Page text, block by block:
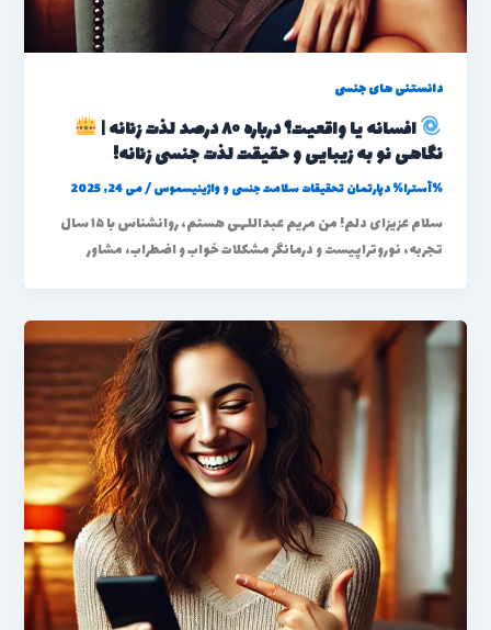
دانستنی های جنسی
افسانه یا واقعیت؟ درباره ۸۰ درصد لذت زنانه |
نگاهی نو به زیبایی و حقیقت لذت جنسی زنانه!
%آسترا%دپارتمان تحقیقات سلامت جنسی و واژینیسموس/می 24, 2025
سلام عزیزای دلم! من مریم عبداللهی هستم، روانشناس با ۱۵ سال
تجربه، نوروتراپیست و درمانگر مشکلات خواب و اضطراب، مشاور